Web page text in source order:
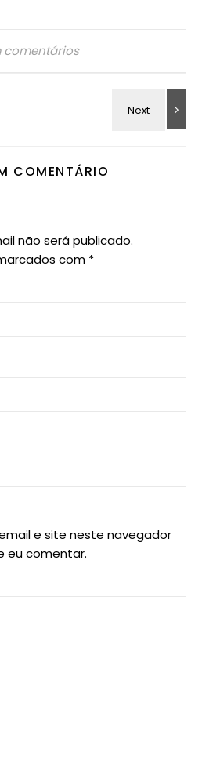
comentários
COMENTÁRIO
não será publicado.
com *
e site neste navegador
eu comentar.